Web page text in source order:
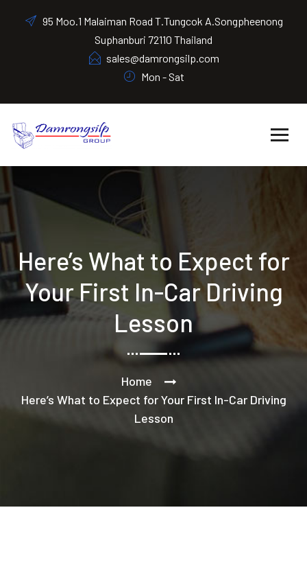
95 Moo.1 Malaiman Road T.Tungcok A.Songpheenong
Suphanburi 72110 Thailand
sales@damrongsilp.com
Mon - Sat
Here’s What to Expect for
Your First In-Car Driving
Lesson
Home
Here’s What to Expect for Your First In-Car Driving
Lesson